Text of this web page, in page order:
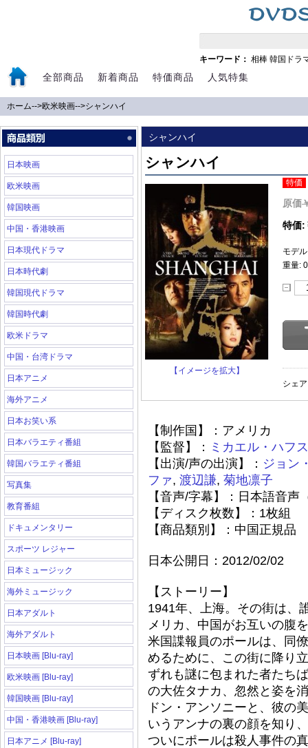
キーワード： 相棒 韓国ドラ
全部商品 新着商品 特価商品 人気特集
ホーム-->欧米映画-->シャンハイ
日本映画
欧米映画
韓国映画
中国・香港映画
日本現代ドラマ
日本時代劇
韓国現代ドラマ
韓国時代劇
欧米ドラマ
中国・台湾ドラマ
日本アニメ
海外アニメ
日本お笑い系
日本バラエティ番組
韓国バラエティ番組
写真集
教育番組
ドキュメンタリー
スポーツ レジャー
日本ミュージック
海外ミュージック
日本アダルト
海外アダルト
日本映画 [Blu-ray]
欧米映画 [Blu-ray]
韓国映画 [Blu-ray]
中国・香港映画 [Blu-ray]
日本アニメ [Blu-ray]
シャンハイ
シャンハイ
【イメージを拡大】
特価
原価
特価:
モデ
重量:
シェ
【制作国】：アメリカ
【監督】： ミカエル・ハフ
【出演/声の出演】： ジョン
ファ, 渡辺謙, 菊地凛子
【音声/字幕】：日本語音
【ディスク枚数】：1枚組
【商品類別】：中国正規品
日本公開日：2012/02/02
【ストーリー】
1941年、上海。その街は、
メリカ、中国がお互いの腹
米国諜報員のポールは、同
めるために、この街に降り
ずれも謎に包まれた者たち
の大佐タナカ、忽然と姿を
ドン・アンソニーと、彼の
いうアンナの裏の顔を知り
ついにポールは殺人事件の